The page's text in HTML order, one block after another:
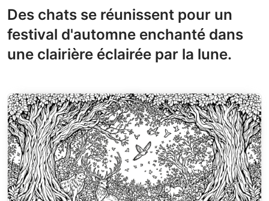
Des chats se réunissent pour un
festival d'automne enchanté dans
une clairière éclairée par la lune.